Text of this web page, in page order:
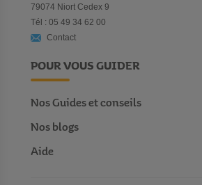
79074 Niort Cedex 9
Tél : 05 49 34 62 00
Contact
POUR VOUS GUIDER
Nos Guides et conseils
Nos blogs
Aide